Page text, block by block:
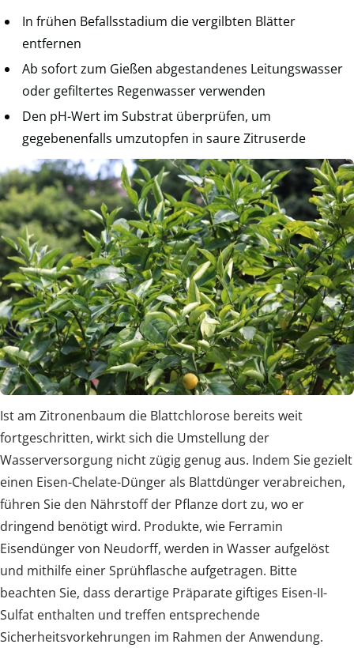
In frühen Befallsstadium die vergilbten Blätter
entfernen
Ab sofort zum Gießen abgestandenes Leitungswasser
oder gefiltertes Regenwasser verwenden
Den pH-Wert im Substrat überprüfen, um
gegebenenfalls umzutopfen in saure Zitruserde
Ist am Zitronenbaum die Blattchlorose bereits weit
fortgeschritten, wirkt sich die Umstellung der
Wasserversorgung nicht zügig genug aus. Indem Sie gezielt
einen Eisen-Chelate-Dünger als Blattdünger verabreichen,
führen Sie den Nährstoff der Pflanze dort zu, wo er
dringend benötigt wird. Produkte, wie Ferramin
Eisendünger von Neudorff, werden in Wasser aufgelöst
und mithilfe einer Sprühflasche aufgetragen. Bitte
beachten Sie, dass derartige Präparate giftiges Eisen-II-
Sulfat enthalten und treffen entsprechende
Sicherheitsvorkehrungen im Rahmen der Anwendung.